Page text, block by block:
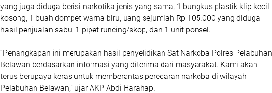
yang juga diduga berisi narkotika jenis yang sama, 1 bungkus plastik klip kecil
kosong, 1 buah dompet warna biru, uang sejumlah Rp 105.000 yang diduga
hasil penjualan sabu, 1 pipet runcing/skop, dan 1 unit ponsel.
“Penangkapan ini merupakan hasil penyelidikan Sat Narkoba Polres Pelabuhan
Belawan berdasarkan informasi yang diterima dari masyarakat. Kami akan
terus berupaya keras untuk memberantas peredaran narkoba di wilayah
Pelabuhan Belawan,” ujar AKP Abdi Harahap.